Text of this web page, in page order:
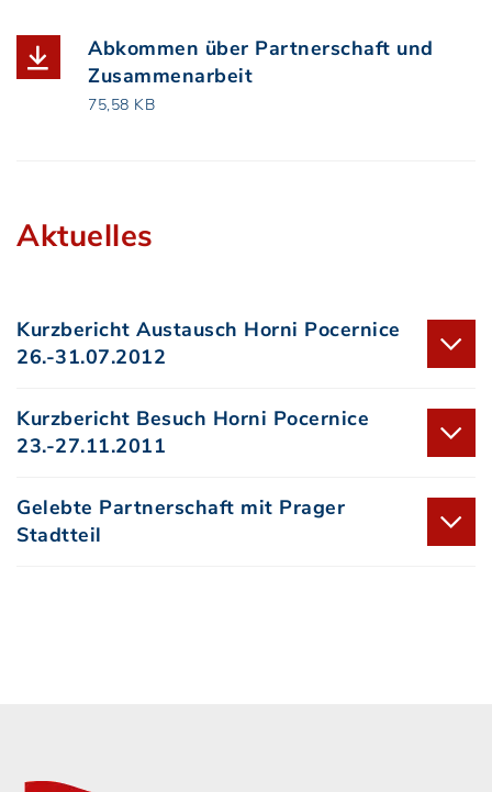
Abkommen über Partnerschaft und
Zusammenarbeit
(Dateiname: 1770_262_1.PDF,
75,58 KB
Aktuelles
Kurzbericht Austausch Horni Pocernice
26.-31.07.2012
Kurzbericht Besuch Horni Pocernice
23.-27.11.2011
Gelebte Partnerschaft mit Prager
Stadtteil